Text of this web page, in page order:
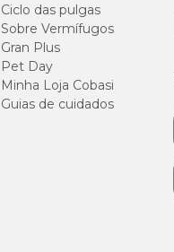
44 cm
50 cm
Ciclo das pulgas
Sobre Vermífugos
Gran Plus
Pet Day
Minha Loja Cobasi
Guias de cuidados